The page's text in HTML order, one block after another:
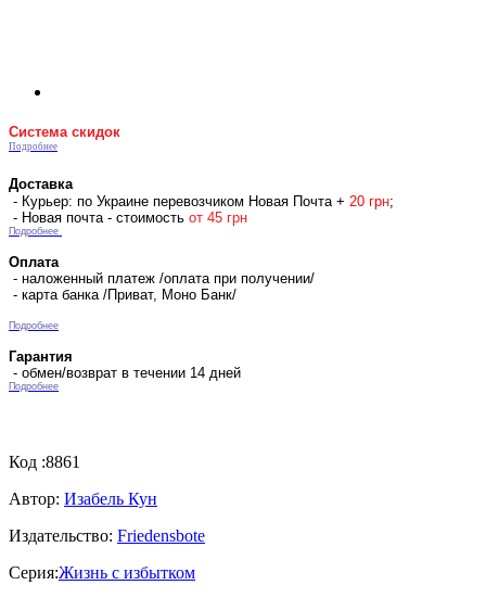
Система скидок
Подробнее
Доставка
- Курьер: по Украине перевозчиком Новая Почта + 20 грн;
- Новая почта - стоимость от 45 грн
Подробнее
Оплата
- наложенный платеж /оплата при получении/
- карта банка /Приват, Моно Банк/
Подробнее
Гарантия
- обмен/возврат в течении 14 дней
Подробнее
Код :8861
Автор: Изабель Кун
Издательство: Friedensbote
Серия:Жизнь с избытком